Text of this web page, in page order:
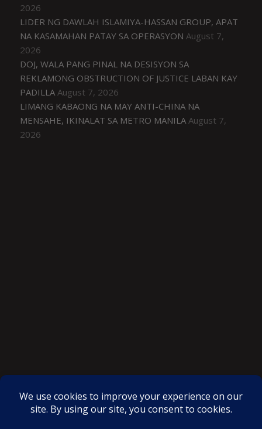
2026
LIDER NG DAWLAH ISLAMIYA-HASSAN GROUP, APAT
NA KASAMAHAN PATAY SA OPERASYON August 7,
2026
DOJ, WALA PANG PINAL NA DESISYON SA
REKLAMONG OBSTRUCTION OF JUSTICE LABAN KAY
PADILLA August 7, 2026
LIMANG KABAONG NA MAY ANTI-CHINA NA
MENSAHE, IKINALAT SA METRO MANILA August 7,
2026